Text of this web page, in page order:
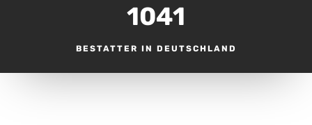
1041
BESTATTER IN DEUTSCHLAND